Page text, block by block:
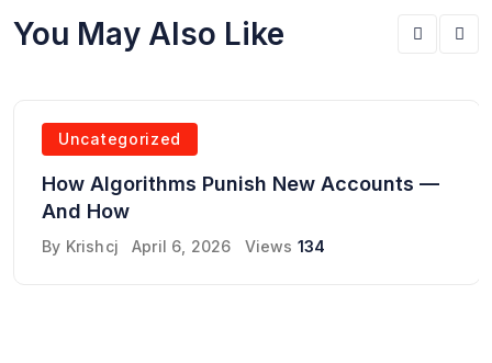
You May Also Like
Uncategorized
How Algorithms Punish New Accounts —
And How
By Krishcj April 6, 2026 Views 134